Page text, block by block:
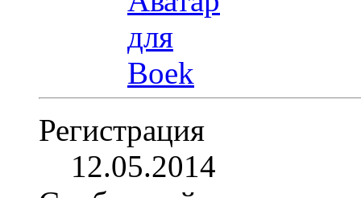
Регистрация
12.05.2014